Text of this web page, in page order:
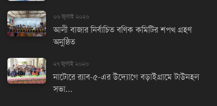
০৬ জুলাই ২০২৬
আলী বাজার নির্বাচিত বণিক কমিটির শপথ গ্রহণ
অনুষ্ঠিত
২৭ জুলাই ২০২৬
নাটোরে র‌্যাব-৫-এর উদ্যোগে বড়াইগ্রামে টাউনহল
সভা...